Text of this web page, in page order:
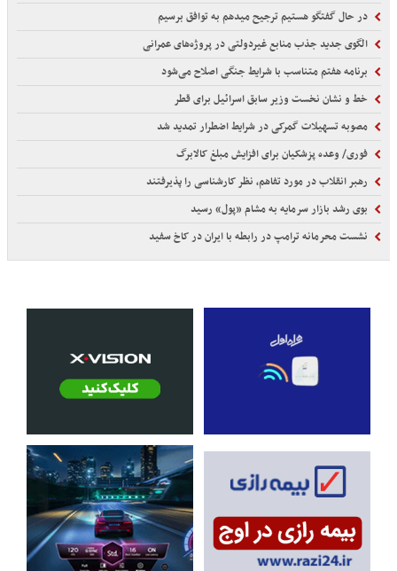
در حال گفتگو هستیم ترجیح میدهم به توافق برسیم
الگوی جدید جذب منابع غیردولتی در پروژه‌های عمرانی
برنامه هفتم متناسب با شرایط جنگی اصلاح می‌شود
خط و نشان نخست وزیر سابق اسرائیل برای قطر
مصوبه تسهیلات گمرکی در شرایط اضطرار تمدید شد
فوری/ وعده پزشکیان برای افزایش مبلغ کالابرگ
رهبر انقلاب در مورد تفاهم، نظر کارشناسی را پذیرفتند
بوی رشد بازار سرمایه به مشام «پول» رسید
نشست محرمانه ترامپ در رابطه با ایران در کاخ سفید